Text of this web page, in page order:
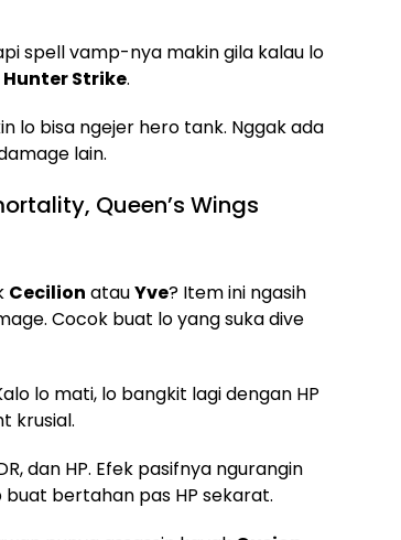
spell vamp-nya makin gila kalau lo
Hunter Strike.
lo bisa ngejer hero tank. Nggak ada
lain.
Queen’s Wings
Cecilion atauYve? Item ini ngasih
Cocok buat lo yang suka dive
lo mati, lo bangkit lagi dengan HP
krusial.
dan HP. Efek pasifnya ngurangin
bertahan pas HP sekarat.